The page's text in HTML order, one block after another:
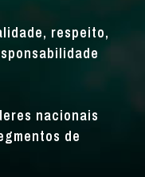
respeito,
nacionais
de